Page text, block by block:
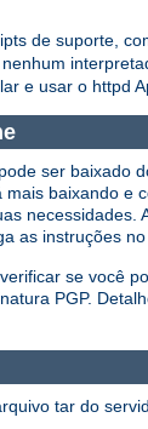
de suporte,
e usar o httpd
ser baixado
mais baixando e
necessidades.
as instruções
se você
PGP.
tar do